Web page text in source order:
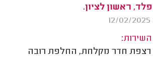
ראשון לציון.
השירות:
רצפת חדר מקלחת, החלפת רובה